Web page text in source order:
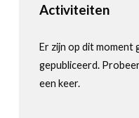
Activiteiten
Er zijn op dit moment
gepubliceerd.
een keer.